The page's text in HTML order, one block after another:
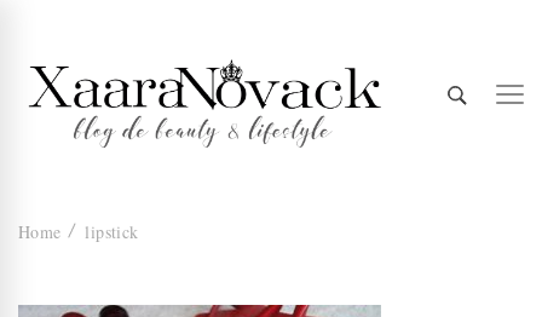
Xaara
Home lipstick